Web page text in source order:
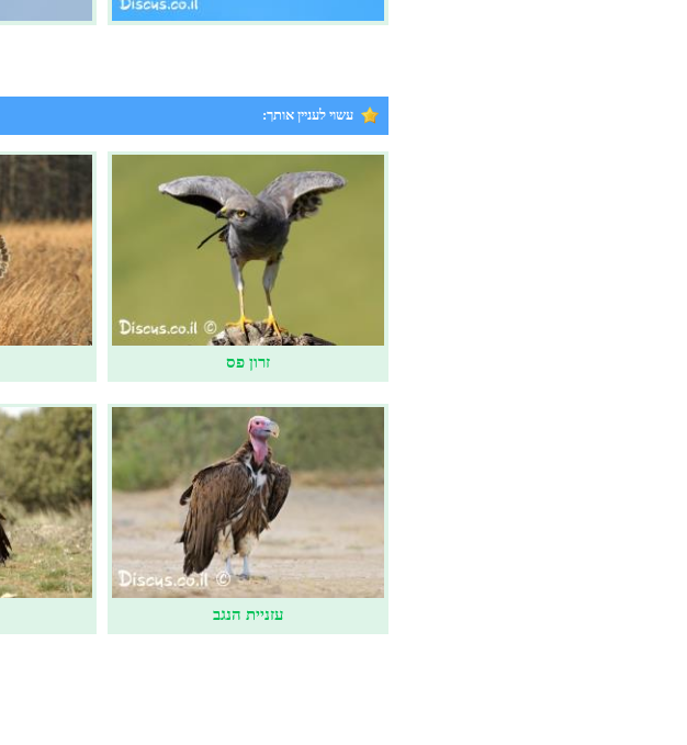
עשוי לעניין אותך:
זרון פס
עזניית הנגב